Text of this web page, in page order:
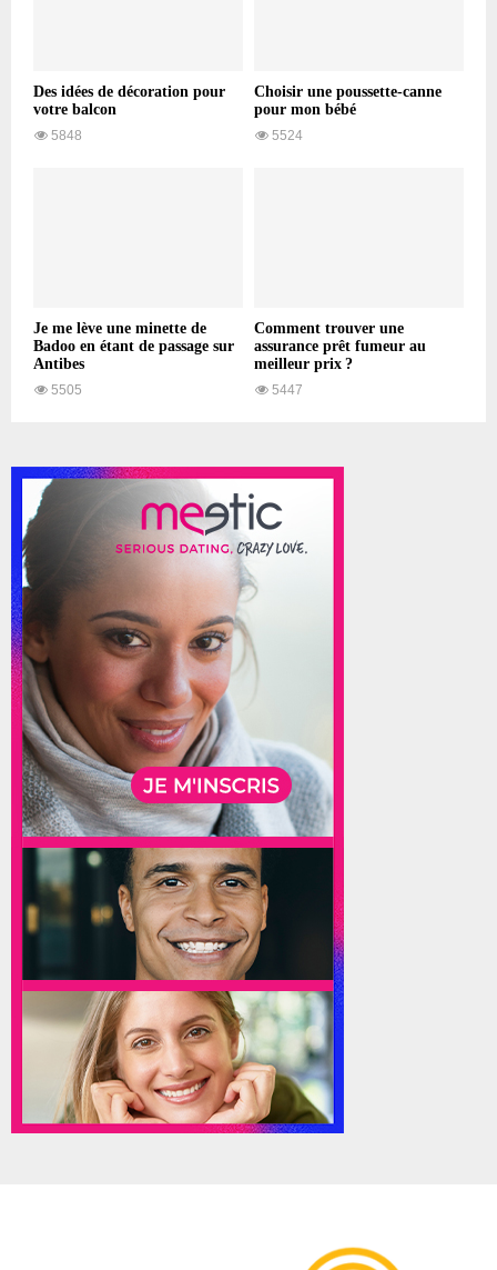
Des idées de décoration pour
votre balcon
5848
Choisir une poussette-canne
pour mon bébé
5524
Je me lève une minette de
Badoo en étant de passage sur
Antibes
5505
Comment trouver une
assurance prêt fumeur au
meilleur prix ?
5447